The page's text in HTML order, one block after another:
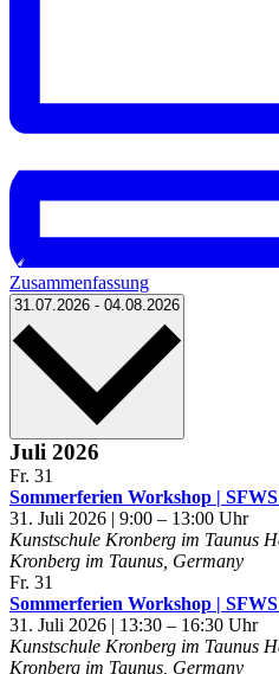
Zusammenfassung
31.07.2026 - 04.08.2026 Datum
Juli 2026
Fr. 31
Sommerferien Workshop |
31. Juli 2026 | 9:00 – 13:00
Kunstschule Kronberg im Taunus
Kronberg im Taunus, Germany
Fr. 31
Sommerferien Workshop |
31. Juli 2026 | 13:30 – 16:30
Kunstschule Kronberg im Taunus
Kronberg im Taunus, Germany